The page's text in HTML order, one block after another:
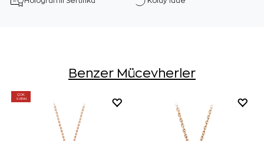
Benzer Mücevherler
ÇOK
SATAN